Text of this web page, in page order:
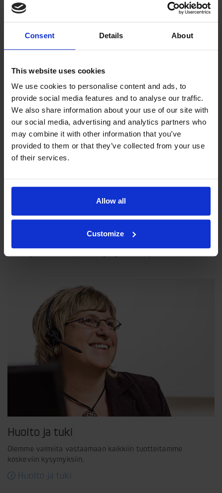
Consent Details About
This website uses cookies
We use cookies to personalise content and ads, to
provide social media features and to analyse our traffic.
We also share information about your use of our site with
our social media, advertising and analytics partners who
may combine it with other information that you’ve
provided to them or that they’ve collected from your use
of their services.
Allow all
Customize
Huolto ja tuki
Olemme valmiita vastaamaan kaikkiin tuotteitamme
koskeviin kysymyksiin.
Huolto ja tuki